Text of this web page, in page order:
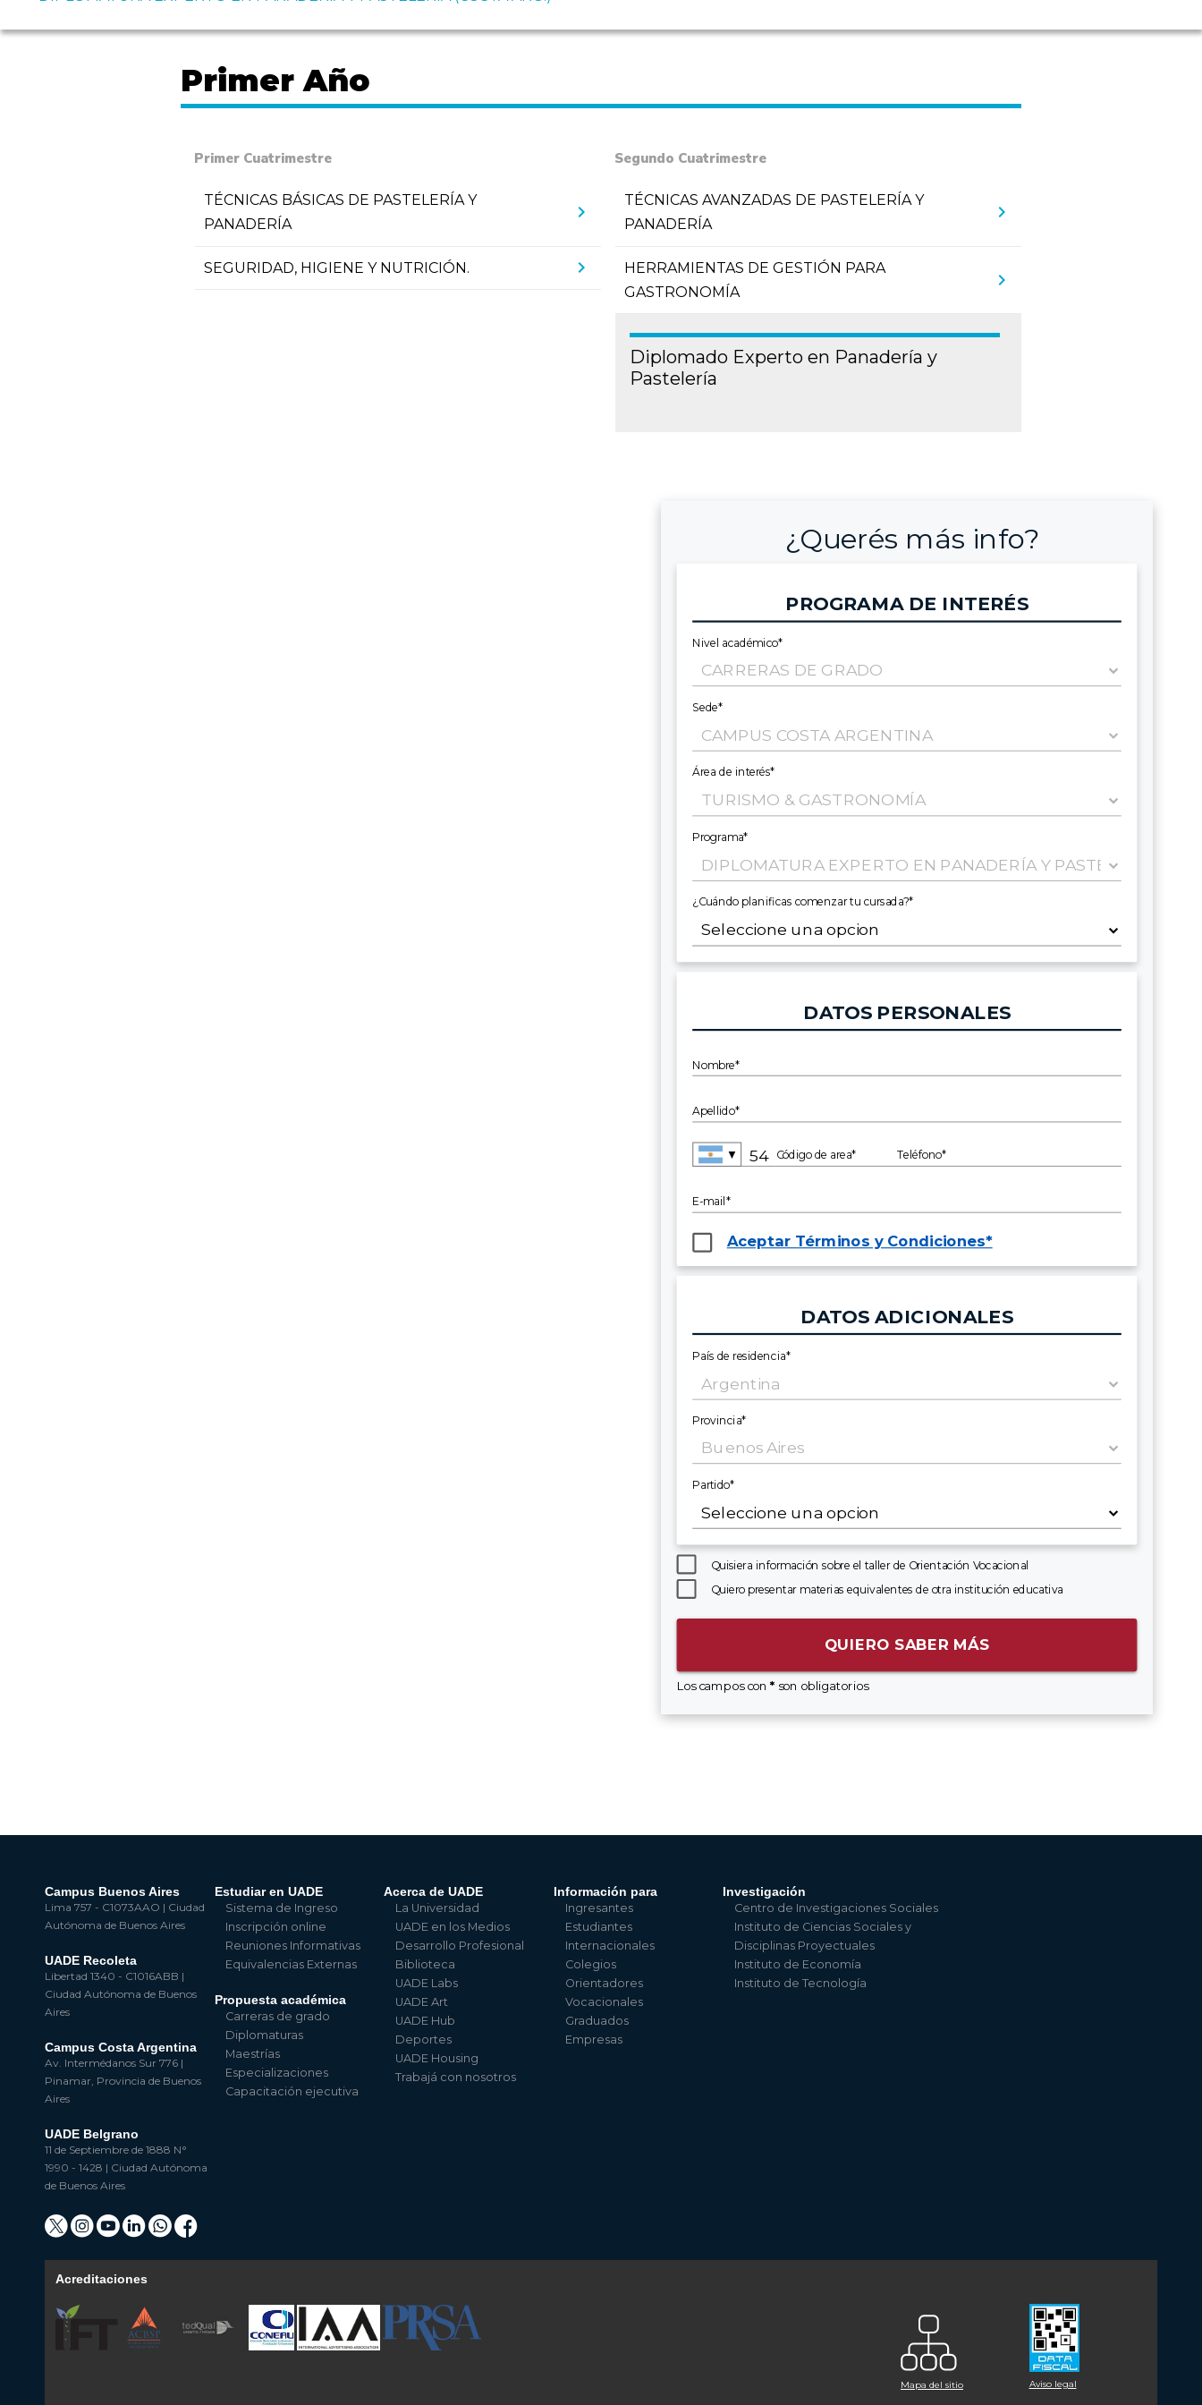
Primer Año
Primer Cuatrimestre
TÉCNICAS BÁSICAS DE PASTELERÍA Y
PANADERÍA
chevron_right
SEGURIDAD, HIGIENE Y NUTRICIÓN. chevron_right
Segundo Cuatrimestre
TÉCNICAS AVANZADAS DE PASTELERÍA Y
PANADERÍA
chevron_right
HERRAMIENTAS DE GESTIÓN PARA
GASTRONOMÍA
chevron_right
Diplomado Experto en Panadería y
Pastelería
¿Querés más info?
PROGRAMA DE INTERÉS
Nivel académico*
Sede*
Área de interés*
Programa*
¿Cuándo planificas comenzar tu cursada?*
DATOS PERSONALES
Nombre*
Apellido*
▼ Código de area* Teléfono*
E-mail*
Aceptar Términos y Condiciones*
DATOS ADICIONALES
País de residencia*
Provincia*
Partido*
Quisiera información sobre el taller de Orientación Vocacional
Quiero presentar materias equivalentes de otra institución educativa
QUIERO SABER MÁS
Los campos con* son obligatorios
Campus Buenos Aires
Lima 757 - C1073AAO | Ciudad
Autónoma de Buenos Aires
UADE Recoleta
Libertad 1340 - C1016ABB |
Ciudad Autónoma de Buenos
Aires
Campus Costa Argentina
Av. Intermédanos Sur 776 |
Pinamar, Provincia de Buenos
Aires
UADE Belgrano
11 de Septiembre de 1888 N°
1990 - 1428 | Ciudad Autónoma
de Buenos Aires
Estudiar en UADE
Sistema de Ingreso
Inscripción online
Reuniones Informativas
Equivalencias Externas
Propuesta académica
Carreras de grado
Diplomaturas
Maestrías
Especializaciones
Capacitación ejecutiva
Acerca de UADE
La Universidad
UADE en los Medios
Desarrollo Profesional
Biblioteca
UADE Labs
UADE Art
UADE Hub
Deportes
UADE Housing
Trabajá con nosotros
Información para
Ingresantes
Estudiantes
Internacionales
Colegios
Orientadores
Vocacionales
Graduados
Empresas
Investigación
Centro de Investigaciones Sociales
Instituto de Ciencias Sociales y
Disciplinas Proyectuales
Instituto de Economía
Instituto de Tecnología
Acreditaciones
Mapa del sitio Aviso legal